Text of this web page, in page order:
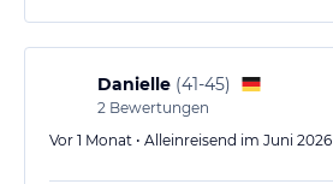
Danielle (41-45)
2 Bewertungen
Vor 1 Monat • Alleinreisend im Juni 2026